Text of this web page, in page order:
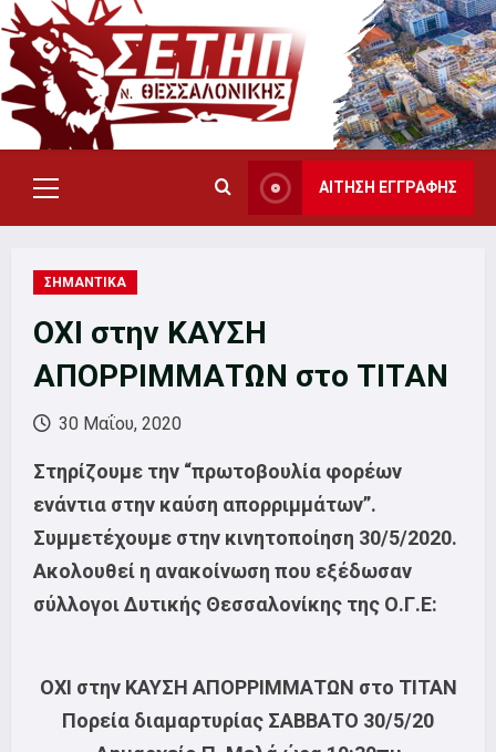
Skip
to
content
Primary
Menu
ΑΙΤΗΣΗ ΕΓΓΡΑΦΗΣ
ΣΗΜΑΝΤΙΚΑ
ΟΧΙ στην ΚΑΥΣΗ
ΑΠΟΡΡΙΜΜΑΤΩΝ στο ΤΙΤΑΝ
30 Μαΐου, 2020
Στηρίζουμε την “πρωτοβουλία φορέων
ενάντια στην καύση απορριμμάτων”.
Συμμετέχουμε στην κινητοποίηση 30/5/2020.
Ακολουθεί η ανακοίνωση που εξέδωσαν
σύλλογοι Δυτικής Θεσσαλονίκης της Ο.Γ.Ε:
ΟΧΙ στην ΚΑΥΣΗ ΑΠΟΡΡΙΜΜΑΤΩΝ στο ΤΙΤΑΝ
Πορεία διαμαρτυρίας ΣΑΒΒΑΤΟ 30/5/20